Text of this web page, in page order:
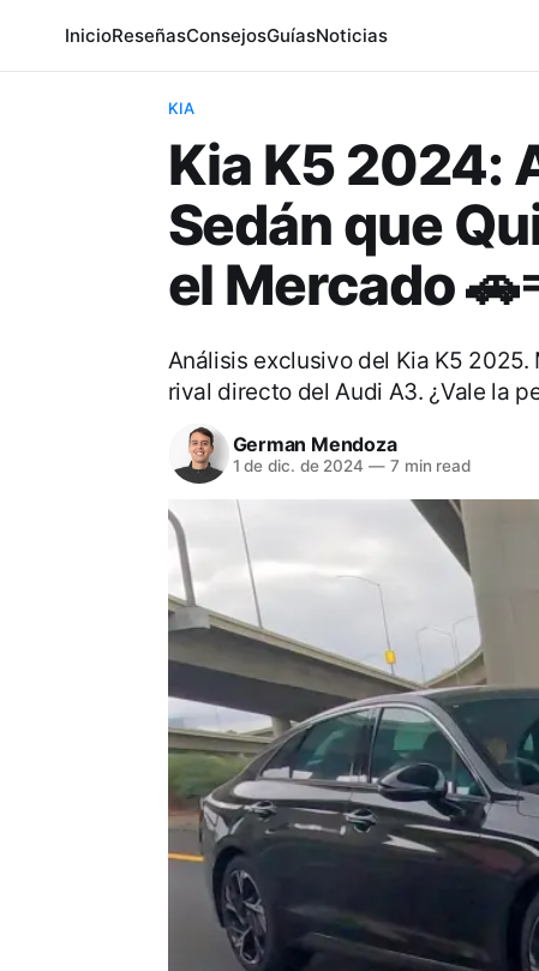
InicioReseñasConsejosGuíasNoticias
KIA
Kia K5 2024:
Sedán que
el Mercado
Análisis exclusivo del Kia K5
rival directo del Audi A3. ¿Vale la
German Mendoza
1 de dic. de 2024 —7 min read